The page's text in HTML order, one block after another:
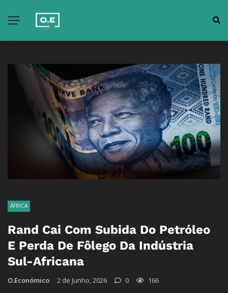
ÁFRICA
Rand Cai Com Subida Do Petróleo
E Perda De Fôlego Da Indústria
Sul-Africana
O.Económico 2 de Junho, 2026 0 166